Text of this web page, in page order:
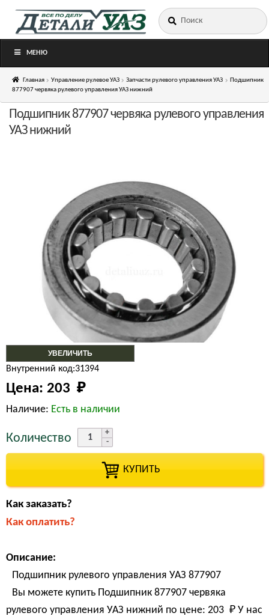
Перейти
Перейти
Искать:
МЕНЮ
Главная Управление рулевое УАЗ Запчасти рулевого управления УАЗ
Подшипник
877907 червяка рулевого управления УАЗ нижний
УВЕЛИЧИТЬ
Подшипник 877907 червяка рулевого управления
УАЗ нижний
Внутренний код:31394
Цена: 203 ₽
Наличие: Есть в наличии
Количество
КУПИТЬ
Как заказать?
Как оплатить?
Описание:
Подшипник рулевого управления УАЗ 877907
Вы можете купить Подшипник 877907 червяка
рулевого управления УАЗ нижний по цене: 203 ₽ У нас